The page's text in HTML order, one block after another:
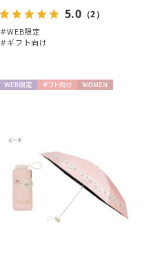
5.0 （2）
＃WEB限定
＃ギフト向け